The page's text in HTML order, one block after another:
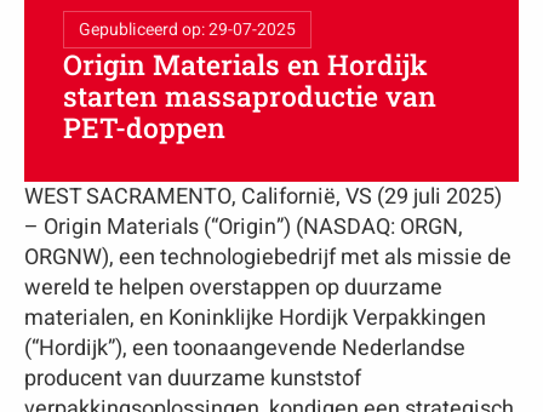
Origin Materials en Hordijk
starten massaproductie van
PET-doppen
Gepubliceerd op: 29-07-2025
WEST SACRAMENTO, Californië, VS (29 juli 2025)
– Origin Materials (“Origin”) (NASDAQ: ORGN,
ORGNW), een technologiebedrijf met als missie de
wereld te helpen overstappen op duurzame
materialen, en Koninklijke Hordijk Verpakkingen
(“Hordijk”), een toonaangevende Nederlandse
producent van duurzame kunststof